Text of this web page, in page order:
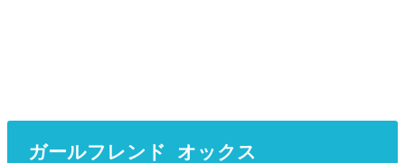
ガールフレンド オックス